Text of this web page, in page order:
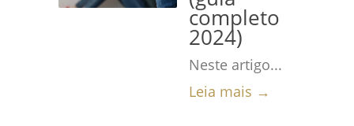
completo
2024)
Neste artigo...
Leia mais →